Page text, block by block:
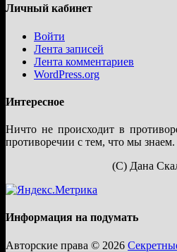
Личный кабинет
Войти
Лента записей
Лента комментариев
WordPress.org
Интересное
Ничто не происходит в
противоречии с тем, что мы знаем.
(С) Дана
Информация на подумать
Авторские права © 2026